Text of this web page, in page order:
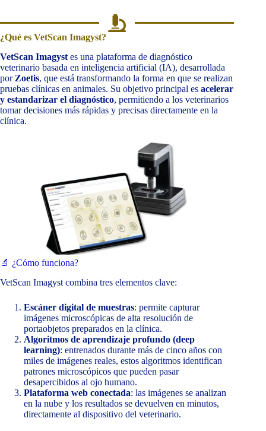
¿Qué es VetScan Imagyst?
VetScan Imagyst es una plataforma de diagnóstico
veterinario basada en inteligencia artificial (IA), desarrollada
por Zoetis, que está transformando la forma en que se realizan
pruebas clínicas en animales. Su objetivo principal es acelerar
y estandarizar el diagnóstico, permitiendo a los veterinarios
tomar decisiones más rápidas y precisas directamente en la
clínica.
🔬 ¿Cómo funciona?
VetScan Imagyst combina tres elementos clave:
Escáner digital de muestras: permite capturar
imágenes microscópicas de alta resolución de
portaobjetos preparados en la clínica.
Algoritmos de aprendizaje profundo (deep
learning): entrenados durante más de cinco años con
miles de imágenes reales, estos algoritmos identifican
patrones microscópicos que pueden pasar
desapercibidos al ojo humano.
Plataforma web conectada: las imágenes se analizan
en la nube y los resultados se devuelven en minutos,
directamente al dispositivo del veterinario.